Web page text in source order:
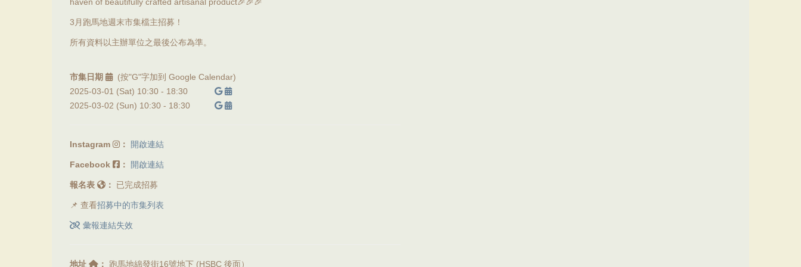
3月跑馬地週末市集檔主招募！
所有資料以主辦單位之最後公布為準。
市集日期
(按"G"字加到 Google Calendar)
2025-03-01 (Sat) 10:30 - 18:30
2025-03-02 (Sun) 10:30 - 18:30
Instagram ： 開啟連結
Facebook ： 開啟連結
報名表 ： 已完成招募
📌 查看招募中的市集列表
彙報連結失效
地址 ： 跑馬地綿發街16號地下 (HSBC 後面）